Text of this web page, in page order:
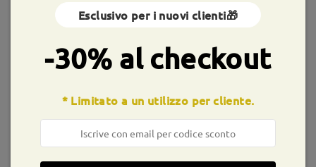
9-21 giorni lavorativi
dettagli
Consegnato
Montature simili
S27263 €32,99 Gentle32 €25,99
Esclusivo per i nuovi clienti🎁
-30% al checkout
* Limitato a un utilizzo per cliente.